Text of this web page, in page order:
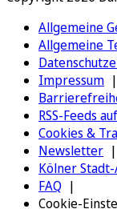
Allgemeine
Allgemeine
Impressum
RSS-Feeds
Cookies &
Newsletter
Kölner
FAQ
Cookie-